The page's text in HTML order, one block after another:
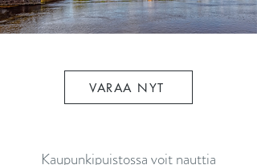
VARAA NYT
Kaupunkipuistossa voit nauttia